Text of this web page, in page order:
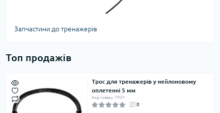
Запчастини до тренажерів
Топ продажів
Трос для тренажерів у нейлоновому
оплетенні 5 мм
Код товару: ТР.01
0